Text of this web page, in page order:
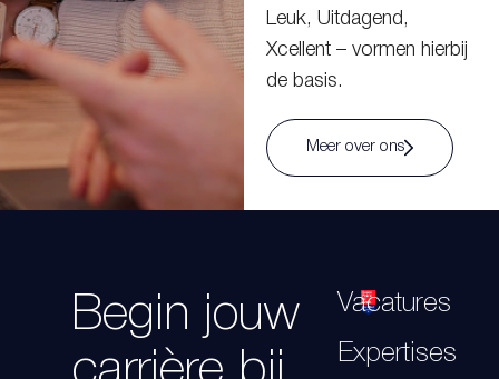
Leuk, Uitdagend,
Xcellent – vormen hierbij
de basis.
Meer over ons
Begin jouw
Vacatures
Expertises